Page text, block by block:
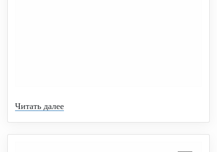
Читать далее